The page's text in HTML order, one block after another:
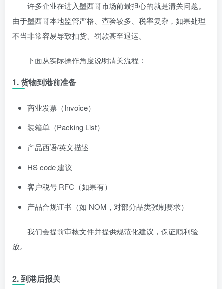
许多企业在进入墨西哥市场前最担心的就是清关问题。
由于墨西哥本地监管严格、查验较多、税率复杂，如果处理
不当非常容易导致扣货、罚款甚至退运。
下面从实际操作角度说明清关流程：
1. 货物到港前准备
商业发票（Invoice）
装箱单（Packing List）
产品西语/英⽂描述
HS code 建议
客户税号 RFC（如果有）
产品合规证书（如 NOM，对部分品类强制要求）
我们会提前审核文件并提供规范化建议，保证顺利验
放。
2. 到港后报关